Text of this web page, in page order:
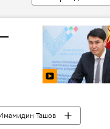
Ташов